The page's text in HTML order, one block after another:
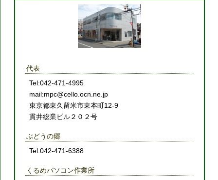
代表
Tel:042-471-4995
mail:mpc@cello.ocn.ne.jp
東京都東久留米市東本町12-9
貫井総業ビル２０２号
ぶどうの郷
Tel:042-471-6388
くるめパソコン作業所